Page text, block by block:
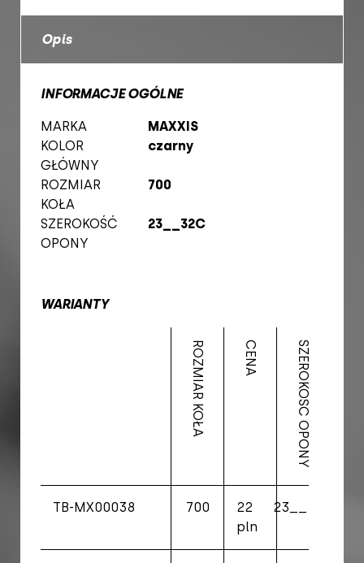
Opis
INFORMACJE OGÓLNE
MARKA
MAXXIS
KOLOR
GŁÓWNY
czarny
ROZMIAR
KOŁA
700
SZEROKOŚĆ
OPONY
23__32C
WARIANTY
ROZMIAR KOŁA CENA SZEROKOŚĆ OPONY
TB-MX00038 700
22
pln
23__32C